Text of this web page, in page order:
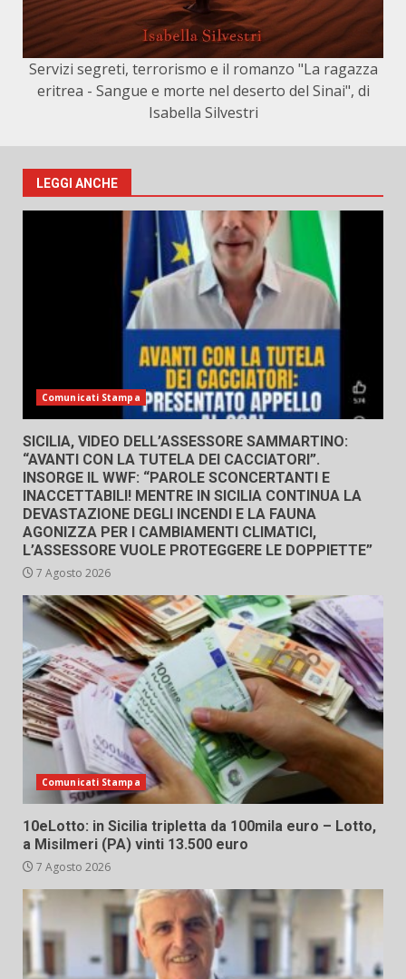
Servizi segreti, terrorismo e il romanzo "La ragazza
eritrea - Sangue e morte nel deserto del Sinai", di
Isabella Silvestri
LEGGI ANCHE
Comunicati Stampa
SICILIA, VIDEO DELL’ASSESSORE SAMMARTINO:
“AVANTI CON LA TUTELA DEI CACCIATORI”.
INSORGE IL WWF: “PAROLE SCONCERTANTI E
INACCETTABILI! MENTRE IN SICILIA CONTINUA LA
DEVASTAZIONE DEGLI INCENDI E LA FAUNA
AGONIZZA PER I CAMBIAMENTI CLIMATICI,
L’ASSESSORE VUOLE PROTEGGERE LE DOPPIETTE”
7 Agosto 2026
Comunicati Stampa
10eLotto: in Sicilia tripletta da 100mila euro – Lotto,
a Misilmeri (PA) vinti 13.500 euro
7 Agosto 2026